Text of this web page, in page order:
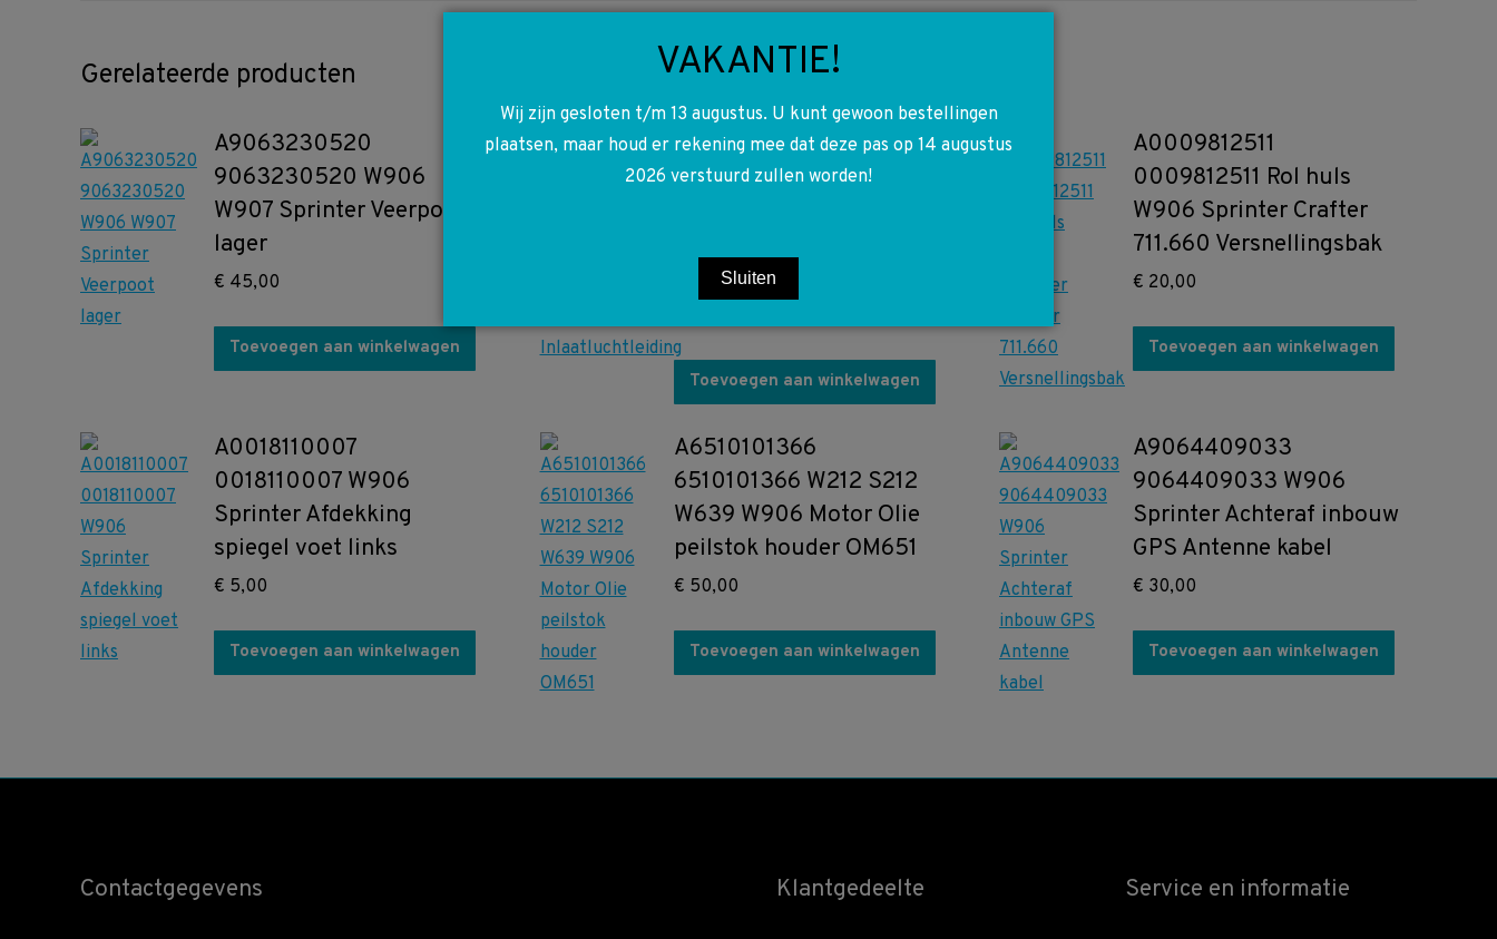
Gerelateerde producten
A9063230520
9063230520 W906
W907 Sprinter Veerpoot
lager
€ 45,00
Toevoegen aan winkelwagen
A0008320416
0008320416 W638
Inlaatluchtleiding
Toevoegen aan winkelwagen
A0009812511
0009812511 Rol huls
W906 Sprinter Crafter
711.660 Versnellingsbak
€ 20,00
Toevoegen aan winkelwagen
A0018110007
0018110007 W906
Sprinter Afdekking
spiegel voet links
€ 5,00
Toevoegen aan winkelwagen
A6510101366
6510101366 W212 S212
W639 W906 Motor Olie
peilstok houder OM651
€ 50,00
Toevoegen aan winkelwagen
A9064409033
9064409033 W906
Sprinter Achteraf inbouw
GPS Antenne kabel
€ 30,00
Toevoegen aan winkelwagen
Contactgegevens Klantgedeelte Service en informatie
VAKANTIE!
Wij zijn gesloten t/m 13 augustus. U kunt gewoon bestellingen
plaatsen, maar houd er rekening mee dat deze pas op 14 augustus
2026 verstuurd zullen worden!
Sluiten